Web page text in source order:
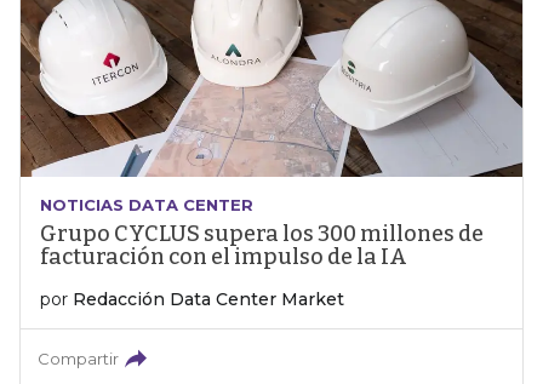
NOTICIAS DATA CENTER
Grupo CYCLUS supera los 300 millones de
facturación con el impulso de la IA
por Redacción Data Center Market
Compartir